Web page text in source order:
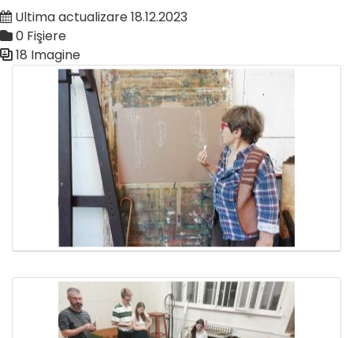
Ultima actualizare 18.12.2023
0 Fişiere
18 Imagine
Galerie media